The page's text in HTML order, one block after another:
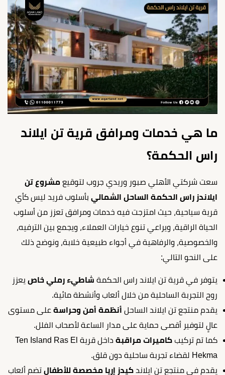
ما هي خدمات ومرافق قرية تن ايلاند
راس الحكمة؟
سعت شركتي الأهلي صبور وريدي جروب لتوقيع مشروع تن
ايلاندز راس الحكمة الساحل الشمالي بأسلوب فريد ليس كأي
قرية سياحية، حيث امتزجت فيه خدمات ومرافق تعزز من أسلوب
الحياة الراقية، ويراعي تنوع خيارات العملاء، ويجمع بين الترفيه،
والخصوصية، والرفاهية في أجواء طبيعية خلابة، ونوضح ذلك
على النحو التالي:
يتوفر في قرية تن ايلاند راس الحكمة شاطيء رملي خاص يعزز
روح التجربة الساحلية من خلال ألعاب وأنشطة مائية.
يقدم منتجع تن ايلاند الساحل أنظمة أمن وحراسة على مستوى
عالٍ لتوفير أقصى حماية على مدار الساعة لأصحاب الفلل.
كما تم تركيب كاميرات مراقبة
داخل قرية Ten Island Ras El
Hekma لقضاء تجربة ساحلية دون قلق.
يقدم في منتجع تن ايلاند كيدز إريا مخصصة للأطفال تضم ألعاب